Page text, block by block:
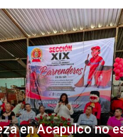
en Acapulco no